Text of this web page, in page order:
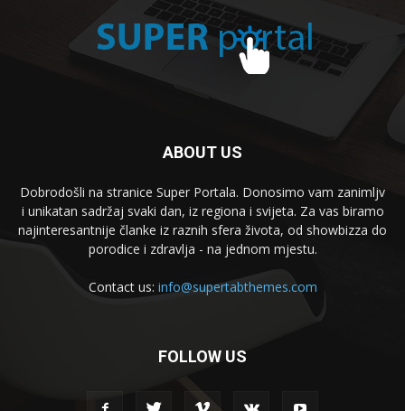
ABOUT US
Dobrodošli na stranice Super Portala. Donosimo vam zanimljv
i unikatan sadržaj svaki dan, iz regiona i svijeta. Za vas biramo
najinteresantnije članke iz raznih sfera života, od showbizza do
porodice i zdravlja - na jednom mjestu.
Contact us: info@supertabthemes.com
FOLLOW US